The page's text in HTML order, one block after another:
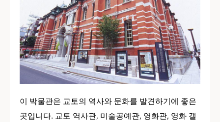
이 박물관은 교토의 역사와 문화를 발견하기에 좋은
곳입니다. 교토 역사관, 미술공예관, 영화관, 영화 갤